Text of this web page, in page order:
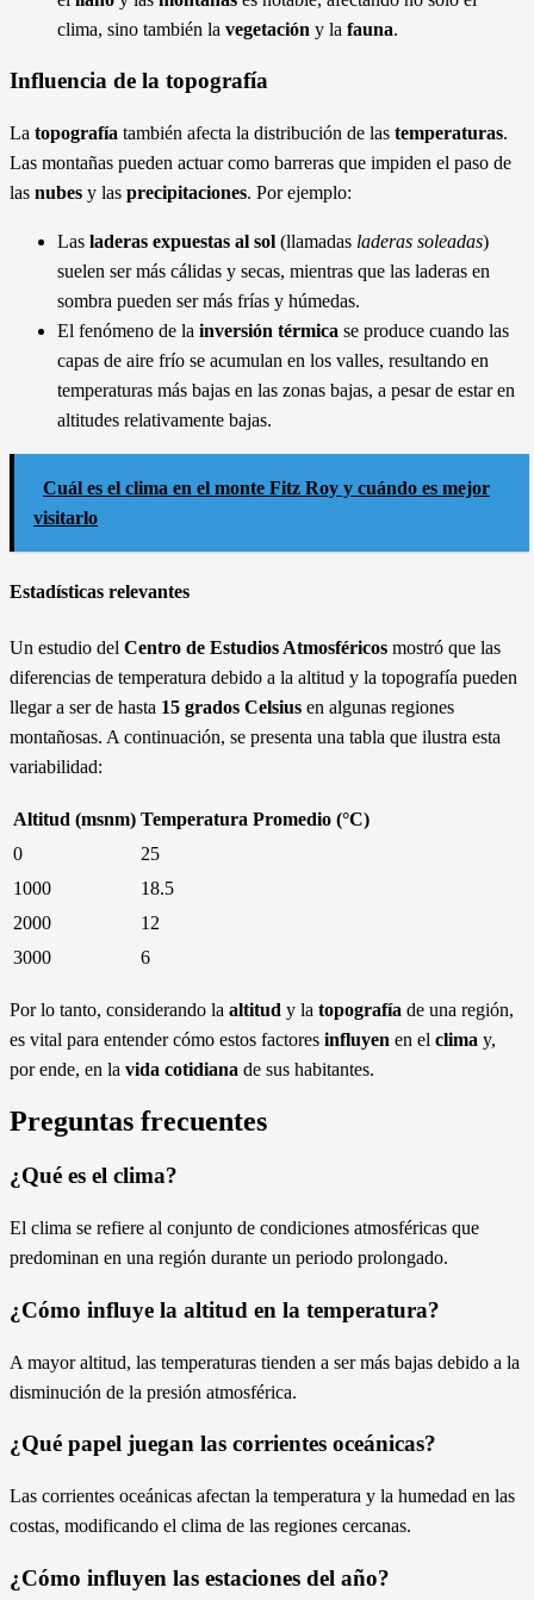
clima, sino también la vegetación y la fauna.
Influencia de la topografía
La topografía también afecta la distribución de las temperaturas.
Las montañas pueden actuar como barreras que impiden el paso de
las nubes y las precipitaciones. Por ejemplo:
Las laderas expuestas al sol (llamadas laderas soleadas)
suelen ser más cálidas y secas, mientras que las laderas en
sombra pueden ser más frías y húmedas.
El fenómeno de la inversión térmica se produce cuando las
capas de aire frío se acumulan en los valles, resultando en
temperaturas más bajas en las zonas bajas, a pesar de estar en
altitudes relativamente bajas.
Cuál es el clima en el monte Fitz Roy y cuándo es mejor
visitarlo
Estadísticas relevantes
Un estudio del Centro de Estudios Atmosféricos mostró que las
diferencias de temperatura debido a la altitud y la topografía pueden
llegar a ser de hasta 15 grados Celsius en algunas regiones
montañosas. A continuación, se presenta una tabla que ilustra esta
variabilidad:
Altitud (msnm) Temperatura Promedio (°C)
0
25
1000
18.5
2000
12
3000
6
Por lo tanto, considerando la altitud y la topografía de una región,
es vital para entender cómo estos factores influyen en el clima y,
por ende, en la vida cotidiana de sus habitantes.
Preguntas frecuentes
¿Qué es el clima?
El clima se refiere al conjunto de condiciones atmosféricas que
predominan en una región durante un periodo prolongado.
¿Cómo influye la altitud en la temperatura?
A mayor altitud, las temperaturas tienden a ser más bajas debido a la
disminución de la presión atmosférica.
¿Qué papel juegan las corrientes oceánicas?
Las corrientes oceánicas afectan la temperatura y la humedad en las
costas, modificando el clima de las regiones cercanas.
¿Cómo influyen las estaciones del año?